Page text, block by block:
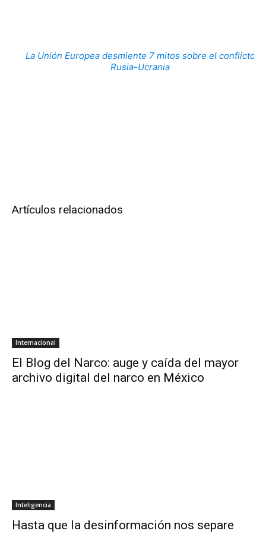
La Unión Europea desmiente 7 mitos sobre el conflicto
Rusia-Ucrania
Artículos relacionados
Internacional
El Blog del Narco: auge y caída del mayor
archivo digital del narco en México
Inteligencia
Hasta que la desinformación nos separe